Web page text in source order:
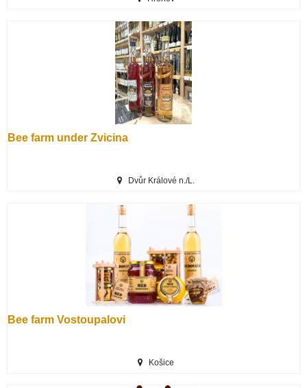
Bee farm under Zvicina
Dvůr Králové n./L.
Bee farm Vostoupalovi
Košice